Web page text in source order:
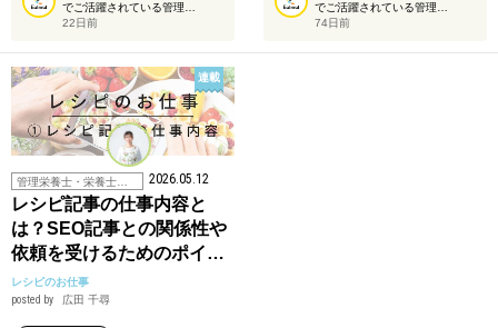
でご活躍されている管理…
22日前
でご活躍されている管理…
74日前
連載
2026.05.12
レシピ記事の仕事内容と
は？SEO記事との関係性や
依頼を受けるためのポイ…
レシピのお仕事
posted by
広田 千尋